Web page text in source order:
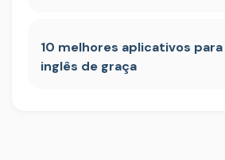
10 melhores aplicativos
inglês de graça